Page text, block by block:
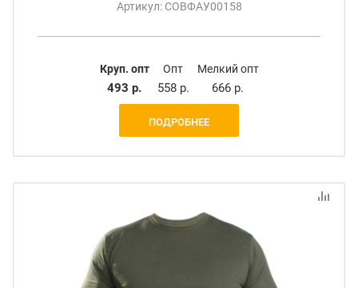
Артикул: СОВФАУ00158
Круп. опт
493 р.
Опт
558 р.
Мелкий опт
666 р.
ПОДРОБНЕЕ